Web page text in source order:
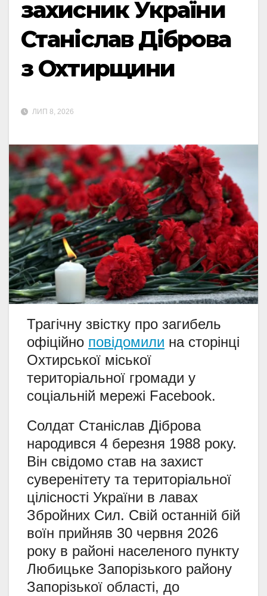
захисник України
Станіслав Діброва
з Охтирщини
ЛИП 8, 2026
Трагічну звістку про загибель
офіційно повідомили на сторінці
Охтирської міської
територіальної громади у
соціальній мережі Facebook.
Солдат Станіслав Діброва
народився 4 березня 1988 року.
Він свідомо став на захист
суверенітету та територіальної
цілісності України в лавах
Збройних Сил. Свій останній бій
воїн прийняв 30 червня 2026
року в районі населеного пункту
Любицьке Запорізького району
Запорізької області, до